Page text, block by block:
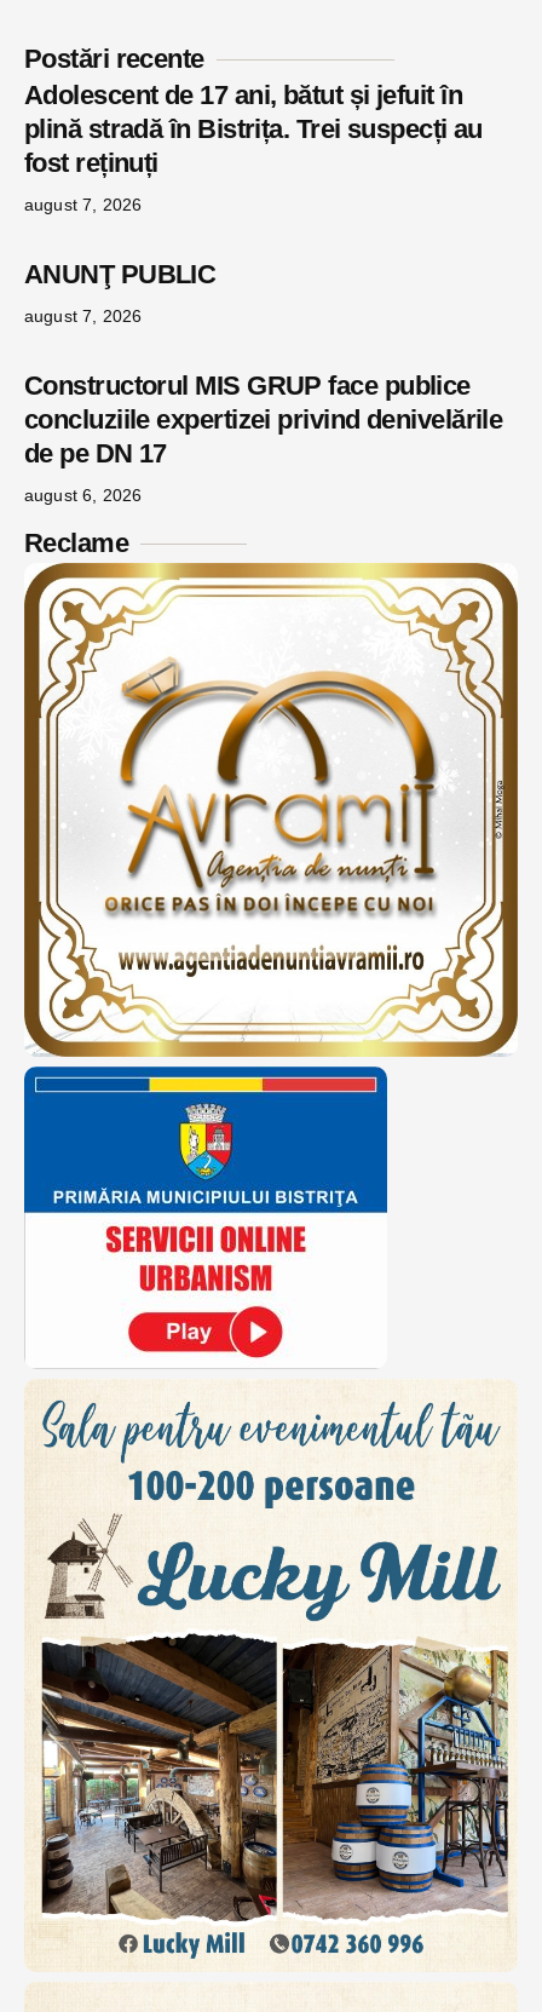
Postări recente
Adolescent de 17 ani, bătut și jefuit în
plină stradă în Bistrița. Trei suspecți au
fost reținuți
august 7, 2026
ANUNŢ PUBLIC
august 7, 2026
Constructorul MIS GRUP face publice
concluziile expertizei privind denivelările
de pe DN 17
august 6, 2026
Reclame